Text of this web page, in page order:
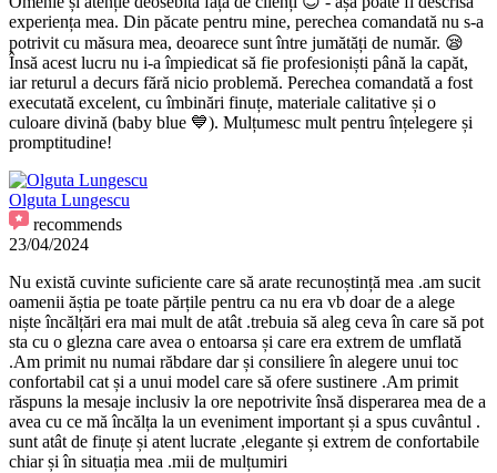
experiența mea. Din păcate pentru mine, perechea comandată nu s-a
potrivit cu măsura mea, deoarece sunt între jumătăți de număr. 😪
Însă acest lucru nu i-a împiedicat să fie profesioniști până la capăt,
iar returul a decurs fără nicio problemă. Perechea comandată a fost
executată excelent, cu îmbinări finuțe, materiale calitative și o
culoare divină (baby blue 💙). Mulțumesc mult pentru înțelegere și
promptitudine!
Olguta Lungescu
recommends
23/04/2024
Nu există cuvinte suficiente care să arate recunoștință mea .am sucit
oamenii ăștia pe toate părțile pentru ca nu era vb doar de a alege
niște încălțări era mai mult de atât .trebuia să aleg ceva în care să pot
sta cu o glezna care avea o entoarsa și care era extrem de umflată
.Am primit nu numai răbdare dar și consiliere în alegere unui toc
confortabil cat și a unui model care să ofere sustinere .Am primit
răspuns la mesaje inclusiv la ore nepotrivite însă disperarea mea de a
avea cu ce mă încălța la un eveniment important și a spus cuvântul .
sunt atât de finuțe și atent lucrate ,elegante și extrem de confortabile
chiar și în situația mea .mii de mulțumiri